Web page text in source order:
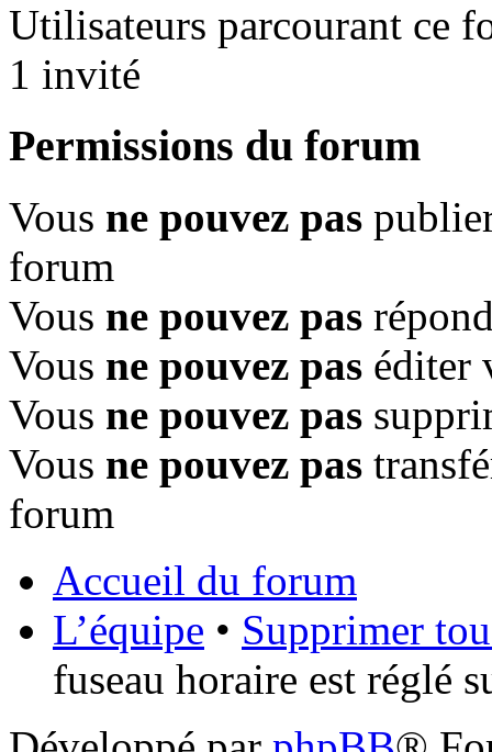
Utilisateurs parcourant ce
1 invité
Permissions du forum
Vous ne pouvez pas
forum
Vous ne pouvez pas
Vous ne pouvez pas éditer
Vous ne pouvez pas
Vous ne pouvez pas
forum
Accueil du forum
L’équipe • Supprimer
fuseau horaire est réglé